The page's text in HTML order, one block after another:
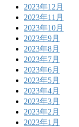
2023年12月
2023年11月
2023年10月
2023年9月
2023年8月
2023年7月
2023年6月
2023年5月
2023年4月
2023年3月
2023年2月
2023年1月